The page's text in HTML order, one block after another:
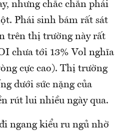
nhưng chắc chắn phái
Phái sinh bám rất sát
trên thị trường này rất
chưa tới 13% Vol nghĩa
cực cao). Thị trường
dưới sức nặng của
rút lui nhiều ngày qua.
ngang kiểu ru ngủ nhờ